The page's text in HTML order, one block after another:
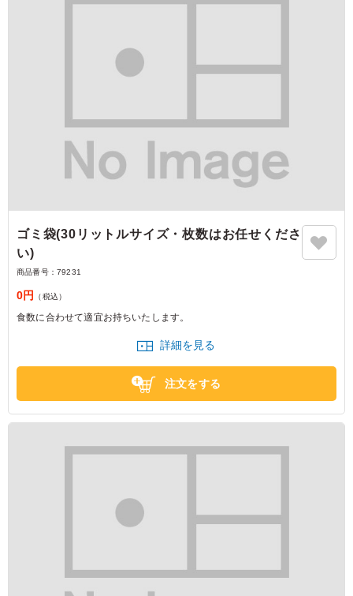
ゴミ袋(30リットルサイズ・枚数はお任せくださ
い)
商品番号： 79231
0円 （税込）
食数に合わせて適宜お持ちいたします。
詳細を見る
注文をする